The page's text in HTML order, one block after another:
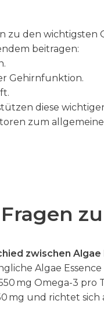
zu den wichtigsten
beitragen:
Gehirnfunktion.
diese
zum
zwischen Algae
Algae
mg Omega-3 pro
mg und richtet